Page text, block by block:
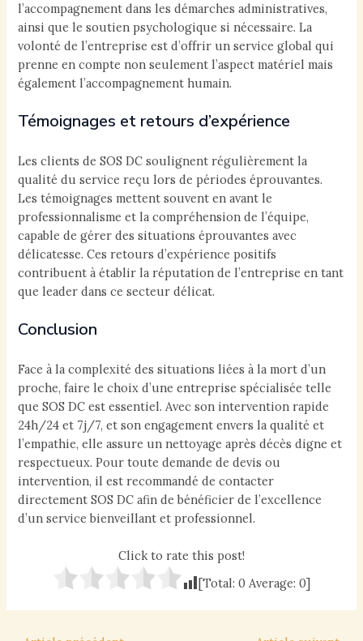
l’accompagnement dans les démarches administratives,
ainsi que le soutien psychologique si nécessaire. La
volonté de l’entreprise est d’offrir un service global qui
prenne en compte non seulement l’aspect matériel mais
également l’accompagnement humain.
Témoignages et retours d’expérience
Les clients de SOS DC soulignent régulièrement la
qualité du service reçu lors de périodes éprouvantes.
Les témoignages mettent souvent en avant le
professionnalisme et la compréhension de l’équipe,
capable de gérer des situations éprouvantes avec
délicatesse. Ces retours d’expérience positifs
contribuent à établir la réputation de l’entreprise en tant
que leader dans ce secteur délicat.
Conclusion
Face à la complexité des situations liées à la mort d’un
proche, faire le choix d’une entreprise spécialisée telle
que SOS DC est essentiel. Avec son intervention rapide
24h/24 et 7j/7, et son engagement envers la qualité et
l’empathie, elle assure un nettoyage après décès digne et
respectueux. Pour toute demande de devis ou
intervention, il est recommandé de contacter
directement SOS DC afin de bénéficier de l’excellence
d’un service bienveillant et professionnel.
Click to rate this post!
[Total: 0 Average: 0]
Navigation